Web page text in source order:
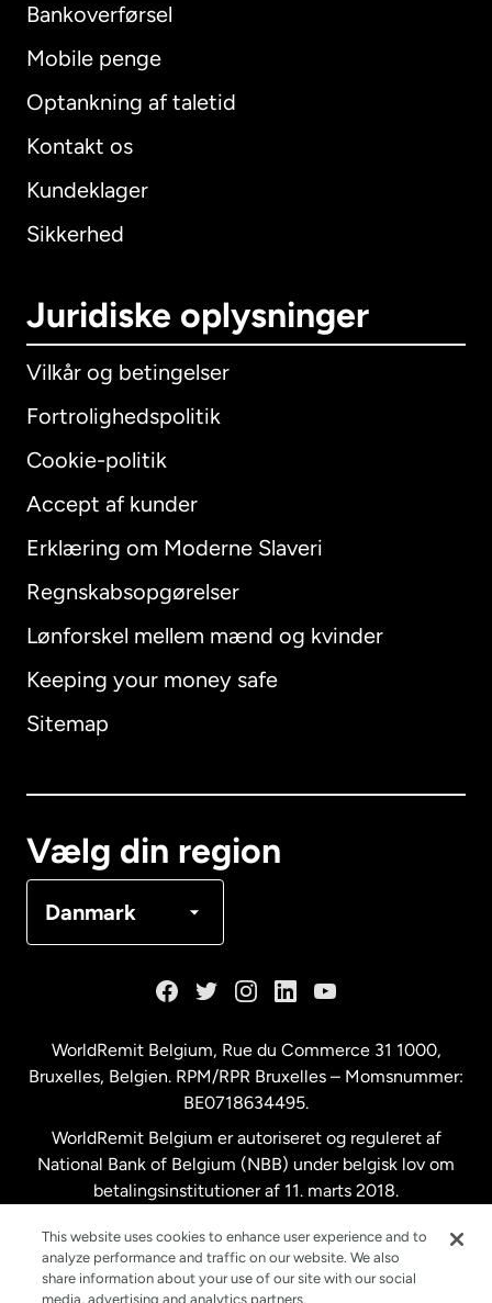
Bankoverførsel
Mobile penge
Optankning af taletid
Kontakt os
Kundeklager
Sikkerhed
Juridiske oplysninger
Vilkår og betingelser
Fortrolighedspolitik
Cookie-politik
Accept af kunder
Erklæring om Moderne Slaveri
Regnskabsopgørelser
Lønforskel mellem mænd og kvinder
Keeping your money safe
Sitemap
Vælg din region
Danmark
International English
Australien
Malaysia
New Zealand
Spanien
WorldRemit Belgium, Rue du Commerce 31 1000,
Bruxelles, Belgien. RPM/RPR Bruxelles – Momsnummer:
BE0718634495.
WorldRemit Belgium er autoriseret og reguleret af
National Bank of Belgium (NBB) under belgisk lov om
betalingsinstitutioner af 11. marts 2018.
This website uses cookies to enhance user experience and to
analyze performance and traffic on our website. We also
share information about your use of our site with our social
media, advertising and analytics partners.